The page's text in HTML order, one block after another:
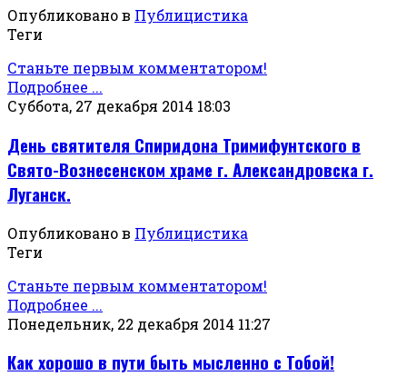
Опубликовано в Публицистика
Теги
Станьте первым комментатором!
Подробнее ...
Суббота, 27 декабря 2014 18:03
День святителя Спиридона Тримифунтского в
Свято-Вознесенском храме г. Александровска г.
Луганск.
Опубликовано в Публицистика
Теги
Станьте первым комментатором!
Подробнее ...
Понедельник, 22 декабря 2014 11:27
Как хорошо в пути быть мысленно с Тобой!